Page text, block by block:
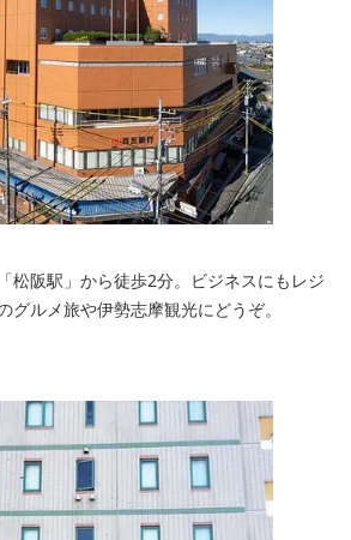
松阪駅」から徒歩2分。ビジネスにもレジ
グルメ旅や伊勢志摩観光にどうぞ。